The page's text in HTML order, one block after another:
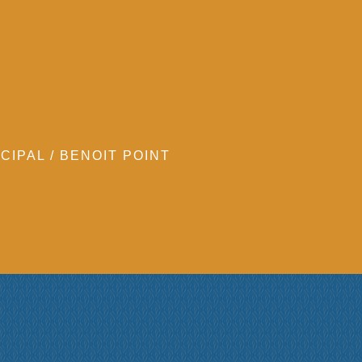
/ BENOIT POINT